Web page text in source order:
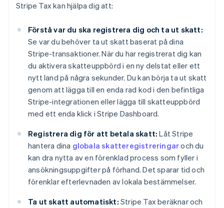
Stripe Tax kan hjälpa dig att:
Förstå var du ska registrera dig och ta ut skatt:
Se var du behöver ta ut skatt baserat på dina
Stripe-transaktioner. När du har registrerat dig kan
du aktivera skatteuppbörd i en ny delstat eller ett
nytt land på några sekunder. Du kan börja ta ut skatt
genom att lägga till en enda rad kod i den befintliga
Stripe-integrationen eller lägga till skatteuppbörd
med ett enda klick i Stripe Dashboard.
Registrera dig för att betala skatt: Låt Stripe
hantera dina globala skatteregistreringaroch du
kan dra nytta av en förenklad process som fyller i
ansökningsuppgifter på förhand. Det sparar tid och
förenklar efterlevnaden av lokala bestämmelser.
Ta ut skatt automatiskt: Stripe Tax beräknar och